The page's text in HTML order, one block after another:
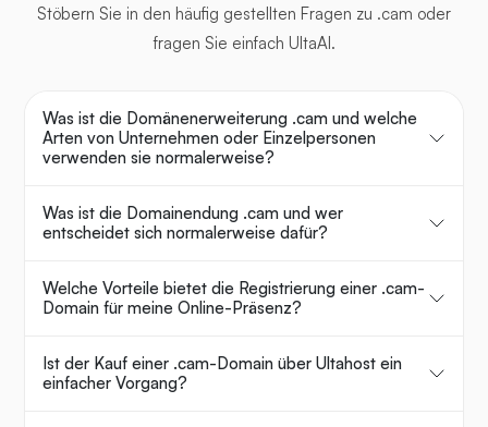
Stöbern Sie in den häufig gestellten Fragen zu .cam oder
fragen Sie einfach UltaAI.
Was ist die Domänenerweiterung .cam und welche
Arten von Unternehmen oder Einzelpersonen
verwenden sie normalerweise?
Was ist die Domainendung .cam und wer
entscheidet sich normalerweise dafür?
Welche Vorteile bietet die Registrierung einer .cam-
Domain für meine Online-Präsenz?
Ist der Kauf einer .cam-Domain über Ultahost ein
einfacher Vorgang?